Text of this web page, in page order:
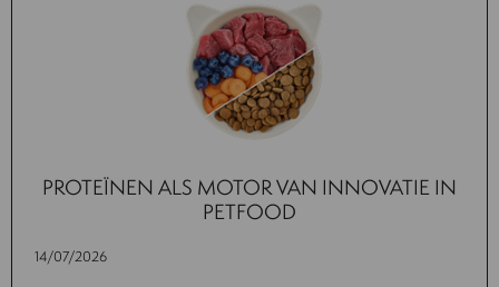
PROTEÏNEN ALS MOTOR VAN INNOVATIE IN
PETFOOD
14/07/2026